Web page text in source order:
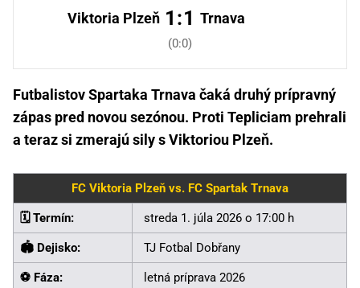
Viktoria Plzeň 1:1 Trnava
(0:0)
Futbalistov Spartaka Trnava čaká druhý prípravný
zápas pred novou sezónou. Proti Tepliciam prehrali
a teraz si zmerajú sily s Viktoriou Plzeň.
FC Viktoria Plzeň vs. FC Spartak Trnava
🗓️ Termín: streda 1. júla 2026 o 17:00 h
🏟️ Dejisko: TJ Fotbal Dobřany
⚽ Fáza: letná príprava 2026